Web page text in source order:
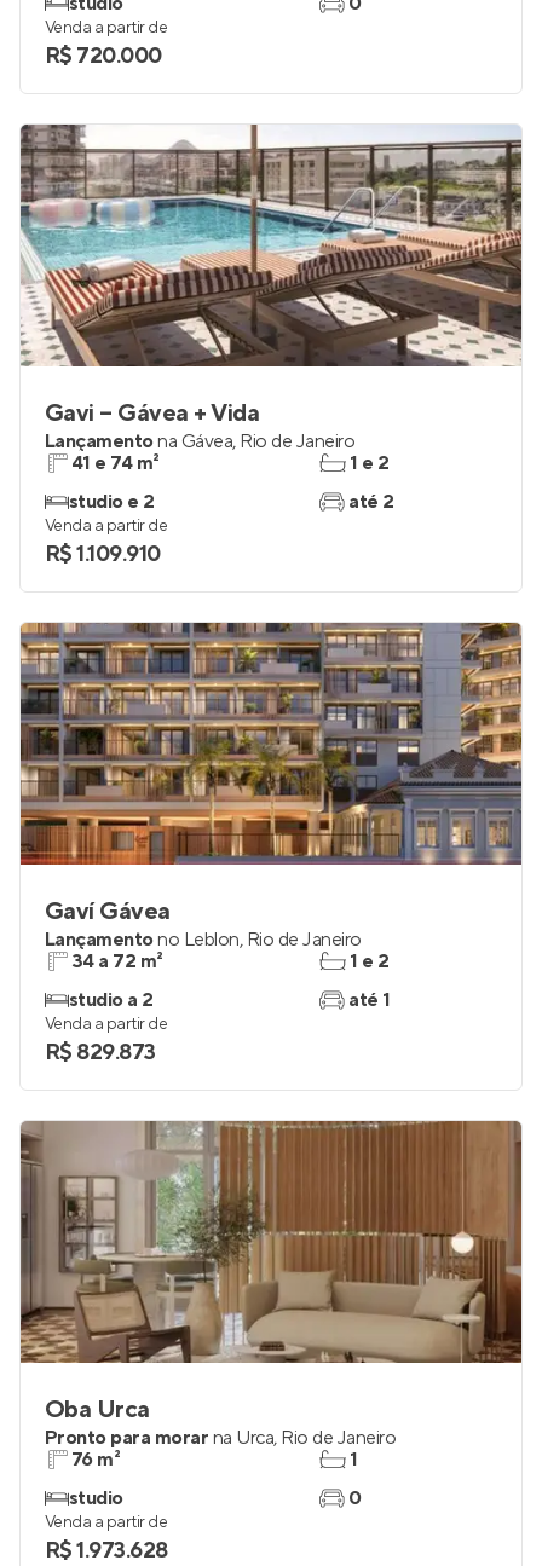
Venda a partir de
R$ 720.000
Gavi – Gávea + Vida
Lançamentona Gávea, Rio de Janeiro
41 e 74 m²
studio e 2
1 e 2
até 2
Venda a partir de
R$ 1.109.910
Gaví Gávea
Lançamentono Leblon, Rio de Janeiro
34 a 72 m²
studio a 2
1 e 2
até 1
Venda a partir de
R$ 829.873
Oba Urca
Pronto para morar na Urca, Rio de Janeiro
76 m²
studio
1
0
Venda a partir de
R$ 1.973.628